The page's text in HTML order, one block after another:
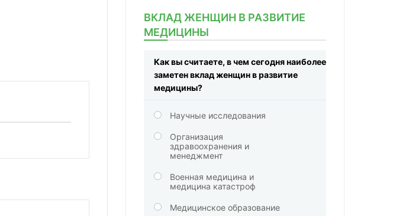
ВКЛАД ЖЕНЩИН В РАЗВИТИЕ
МЕДИЦИНЫ
Как вы считаете, в чем сегодня наиболее
заметен вклад женщин в развитие
медицины?
Научные исследования
Организация
здравоохранения и
менеджмент
Военная медицина и
медицина катастроф
Медицинское образование